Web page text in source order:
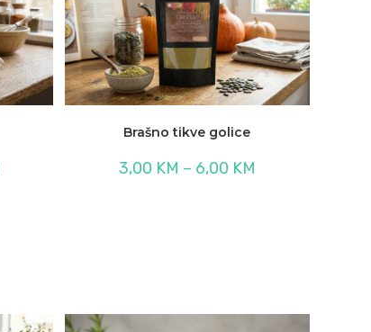
Brašno tikve golice
3,00 KM – 6,00 KM